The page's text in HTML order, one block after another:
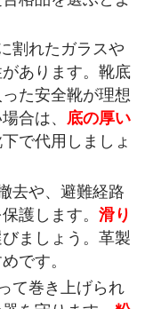
割れたガラスや
あります。靴底
た安全靴が理想
合は、 底の厚い
で代用しましょ
去や、避難経路
護します。 滑り
ましょう。革製
です。
て巻き上げられ